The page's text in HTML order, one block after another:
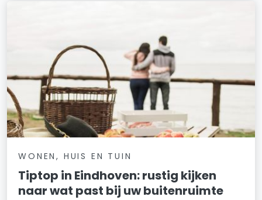
WONEN, HUIS EN TUIN
Tiptop in Eindhoven: rustig kijken
naar wat past bij uw buitenruimte